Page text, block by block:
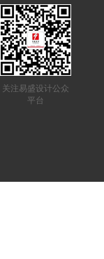
关注易盛设计公众
平台